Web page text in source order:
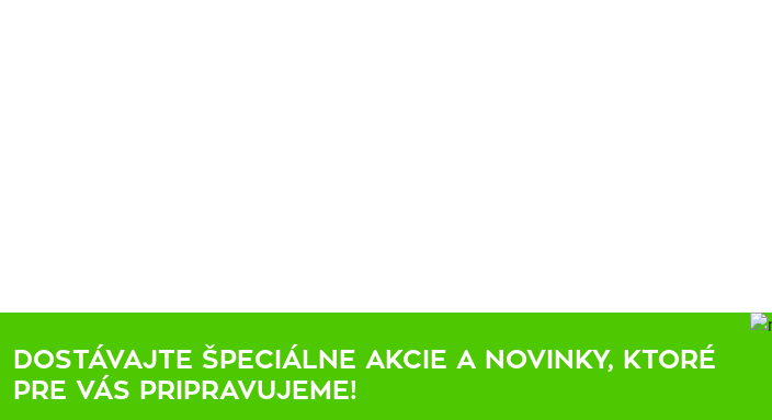
DOSTÁVAJTE ŠPECIÁLNE AKCIE A NOVINKY, KTORÉ
PRE VÁS PRIPRAVUJEME!